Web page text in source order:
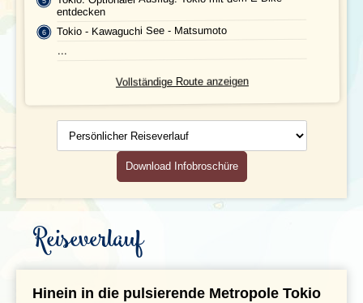
Individuelle An- & Abreise
entdecken
Tokio - Kawaguchi See - Matsumoto
...
Vollständige Route anzeigen
Reiseverlauf
Download Infobroschüre
Reiseverlauf
Hinein in die pulsierende Metropole Tokio